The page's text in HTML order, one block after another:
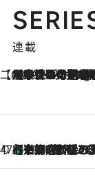
連載
【CREA×星野リゾート】唯一無二。癒
10 Hours
【トンボの足水浴】ヒノキの香りに包まれて涼感マックス！約13℃の湧水かけ
47都道府県の手みやげ ひんやりスイーツで
2026.8.7
【京都府】この夏絶対食べたい 冷やしておいしいおやつ3選 ひ